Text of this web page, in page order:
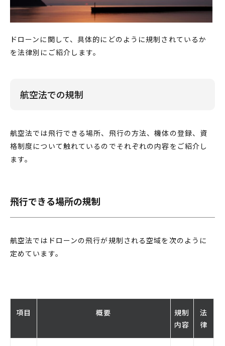
ドローン に関して、具体的にどのように規制 されているか
を法律別にご紹介します。
航空法での規制
航空法では飛行できる場所、飛行の方法、機体の登録、資
格制度について触れているのでそれぞれの内容をご紹介し
ます。
飛行できる場所の規制
航空法では ドローンの飛行が規制 される空域を次のように
定めています。
項目 概要
規制
内容
法
律